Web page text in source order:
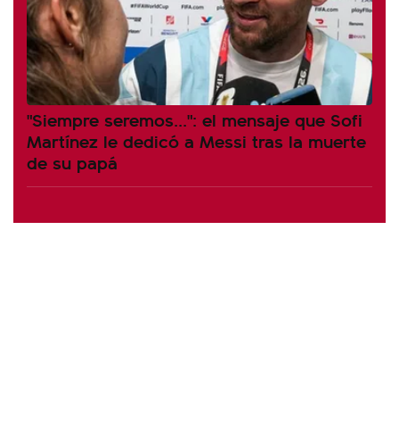
"Siempre seremos...": el mensaje que Sofi
Martínez le dedicó a Messi tras la muerte
de su papá